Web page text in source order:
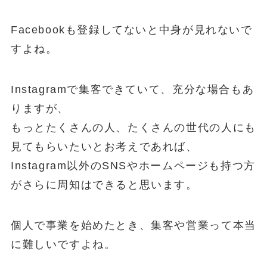
Facebookも登録してないと中身が見れないで
すよね。
Instagramで集客できていて、充分な場合もあ
りますが、
もっとたくさんの人、たくさんの世代の人にも
見てもらいたいとお考えであれば、
Instagram以外のSNSやホームページも持つ方
がさらに周知はできると思います。
個人で事業を始めたとき、集客や営業って本当
に難しいですよね。